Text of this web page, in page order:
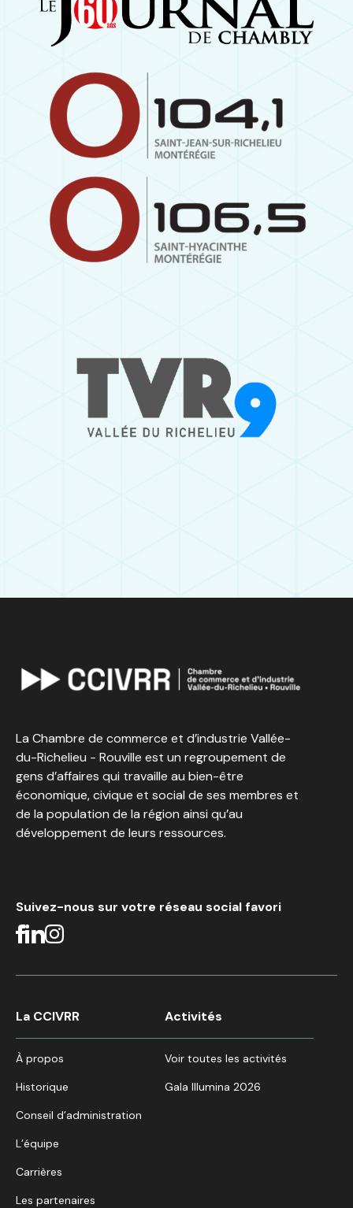
La Chambre de commerce et d’industrie Vallée-
du-Richelieu - Rouville est un regroupement de
gens d’affaires qui travaille au bien-être
économique, civique et social de ses membres et
de la population de la région ainsi qu’au
développement de leurs ressources.
Suivez-nous sur votre réseau social favori
La CCIVRR
À propos
Historique
Conseil d’administration
L’équipe
Carrières
Les partenaires
Activités
Voir toutes les activités
Gala Illumina 2026